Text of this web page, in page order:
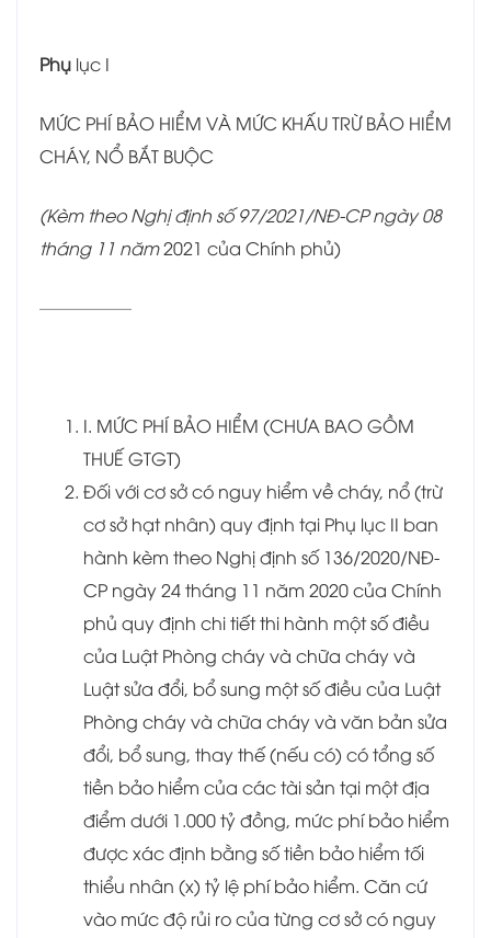
Phụ lục I
MỨC PHÍ BẢO HIỂM VÀ MỨC KHẤU TRỪ BẢO HIỂM
CHÁY, NỔ BẮT BUỘC
(Kèm theo Nghị định số 97/2021/NĐ-CPngày 08
tháng 11 năm2021 của Chính phủ)
I. MỨC PHÍ BẢO HIỂM (CHƯA BAO GỒM
THUẾ GTGT)
Đối với cơ sở có nguy hiểm về cháy, nổ (trừ
cơ sở hạt nhân) quy định tại Phụ lục II ban
hành kèm theo Nghị định số 136/2020/NĐ-
CP ngày 24 tháng 11 năm 2020 của Chính
phủ quy định chi tiết thi hành một số điều
của Luật Phòng cháy và chữa cháy và
Luật sửa đổi, bổ sung một số điều của Luật
Phòng cháy và chữa cháy và văn bản sửa
đổi, bổ sung, thay thế (nếu có) có tổng số
tiền bảo hiểm của các tài sản tại một địa
điểm dưới 1.000 tỷ đồng, mức phí bảo hiểm
được xác định bằng số tiền bảo hiểm tối
thiểu nhân (x) tỷ lệ phí bảo hiểm. Căn cứ
vào mức độ rủi ro của từng cơ sở có nguy